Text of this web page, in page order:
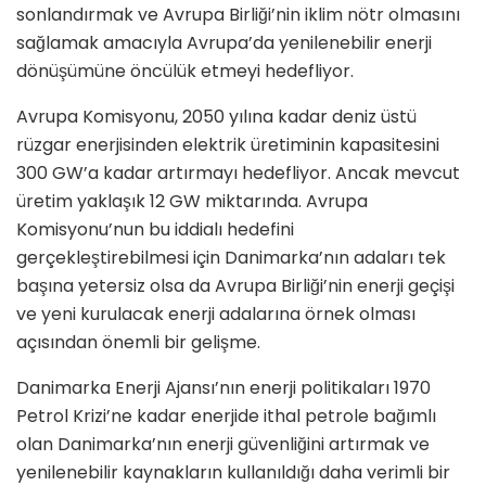
sonlandırmak ve Avrupa Birliği’nin iklim nötr olmasını
sağlamak amacıyla Avrupa’da yenilenebilir enerji
dönüşümüne öncülük etmeyi hedefliyor.
Avrupa Komisyonu, 2050 yılına kadar deniz üstü
rüzgar enerjisinden elektrik üretiminin kapasitesini
300 GW’a kadar artırmayı hedefliyor. Ancak mevcut
üretim yaklaşık 12 GW miktarında. Avrupa
Komisyonu’nun bu iddialı hedefini
gerçekleştirebilmesi için Danimarka’nın adaları tek
başına yetersiz olsa da Avrupa Birliği’nin enerji geçişi
ve yeni kurulacak enerji adalarına örnek olması
açısından önemli bir gelişme.
Danimarka Enerji Ajansı’nın enerji politikaları 1970
Petrol Krizi’ne kadar enerjide ithal petrole bağımlı
olan Danimarka’nın enerji güvenliğini artırmak ve
yenilenebilir kaynakların kullanıldığı daha verimli bir